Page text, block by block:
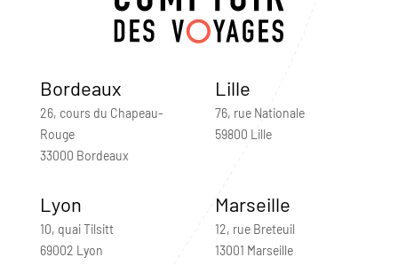
Bordeaux
26, cours du Chapeau-
Rouge
33000 Bordeaux
Lille
76, rue Nationale
59800 Lille
Lyon
10, quai Tilsitt
69002 Lyon
Marseille
12, rue Breteuil
13001 Marseille